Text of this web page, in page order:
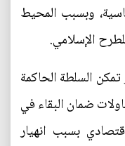
وبسبب المحيط
الإسلامي.
السلطة الحاكمة
ضمان البقاء في
بسبب انهيار